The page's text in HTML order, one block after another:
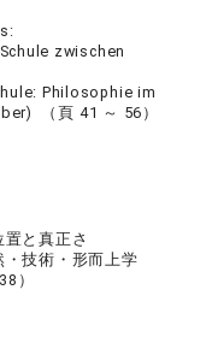
zwischen
Philosophie im
（頁 41 ～ 56）
と真正さ
技術・形而上学
）